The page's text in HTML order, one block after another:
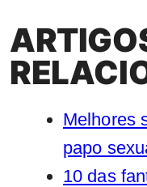
Melhores
papo
10 das